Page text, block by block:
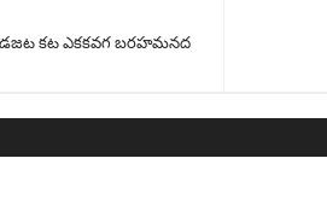
బడజట కట ఎకకవగ బరహమనద